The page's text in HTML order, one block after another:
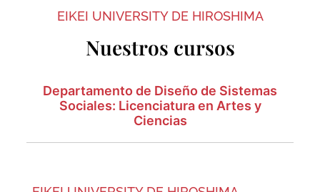
EIKEI UNIVERSITY DE HIROSHIMA
Nuestros cursos
Departamento de Diseño de Sistemas
Sociales: Licenciatura en Artes y
Ciencias